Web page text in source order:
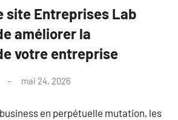
site Entreprises Lab
améliorer la
votre entreprise
mai 24, 2026
en perpétuelle mutation, les